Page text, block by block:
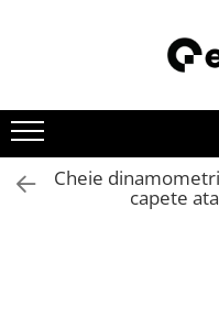
Cheie
capete